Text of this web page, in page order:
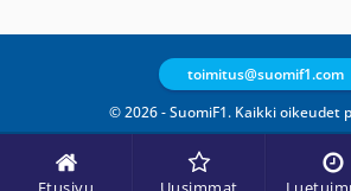
© 2026 - SuomiF1. Kaikki oikeudet
toimitus@suomif1.com